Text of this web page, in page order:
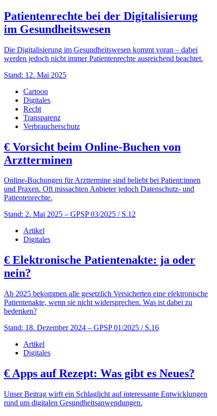
Patientenrechte bei der Digitalisierung
im Gesundheitswesen
Die Digitalisierung im Gesundheitswesen kommt voran – dabei
werden jedoch nicht immer Patientenrechte ausreichend beachtet.
Stand: 12. Mai 2025
Cartoon
Digitales
Recht
Transparenz
Verbraucherschutz
€ Vorsicht beim Online-Buchen von
Arztterminen
Online-Buchungen für Arzttermine sind beliebt bei Patient:innen
und Praxen. Oft missachten Anbieter jedoch Datenschutz- und
Patientenrechte.
Stand: 2. Mai 2025 – GPSP 03/2025 / S.12
Artikel
Digitales
€ Elektronische Patientenakte: ja oder
nein?
Ab 2025 bekommen alle gesetzlich Versicherten eine elektronische
Patientenakte, wenn sie nicht widersprechen. Was ist dabei zu
bedenken?
Stand: 18. Dezember 2024 – GPSP 01/2025 / S.16
Artikel
Digitales
€ Apps auf Rezept: Was gibt es Neues?
Unser Beitrag wirft ein Schlaglicht auf interessante Entwicklungen
rund um digitalen Gesundheitsanwendungen.